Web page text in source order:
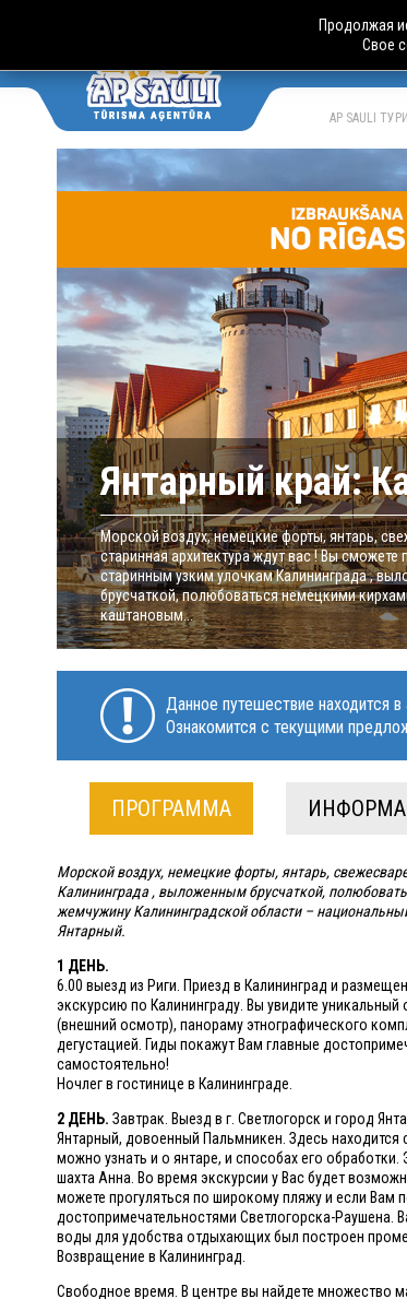
AP SAULI
Янтарный край:
Морской воздух, немецкие форты, янтарь,
старинная архитектура ждут вас ! Вы сможете
старинным узким улочкам Калининграда ,
брусчаткой, полюбоваться немецкими
каштановым...
Данное путешествие находится в
Ознакомится с текущими
ПРОГРАММА
Морской воздух, немецкие форты, янтарь,
Калининграда , выложенным брусчаткой,
жемчужину Калининградской области –
Янтарный.
1 ДЕНЬ.
6.00 выезд из Риги. Приезд в Калининград и
экскурсию по Калининграду. Вы увидите
(внешний осмотр), панораму этнографического
дегустацией. Гиды покажут Вам главные
самостоятельно!
Ночлег в гостинице в Калининграде.
2 ДЕНЬ. Завтрак. Выезд в г. Светлогорск и город
Янтарный, довоенный Пальмникен. Здесь
можно узнать и о янтаре, и способах его
шахта Анна. Во время экскурсии у Вас будет
можете прогуляться по широкому пляжу и если Вам
достопримечательностями Светлогорска-Раушена.
воды для удобства отдыхающих был построен
Возвращение в Калининград.
Свободное время. В центре вы найдете множество
Продолжая
Свое